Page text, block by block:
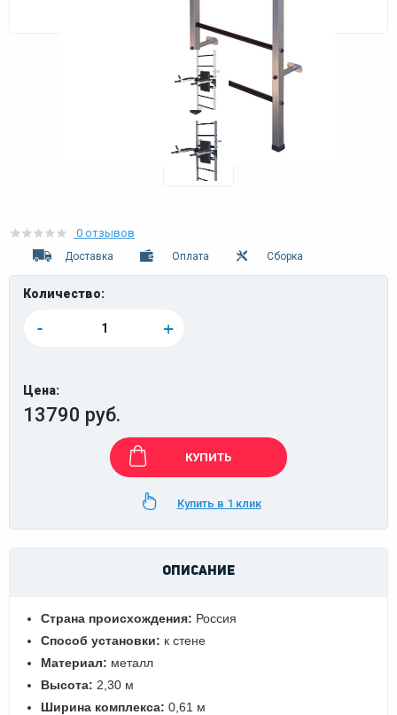
0 отзывов
Доставка Оплата Сборка
Количество:
- +
Цена:
13790 руб.
КУПИТЬ
Купить в 1 клик
ОПИСАНИЕ
Страна происхождения: Россия
Способ установки: к стене
Материал: металл
Высота: 2,30 м
Ширина комплекса: 0,61 м